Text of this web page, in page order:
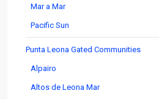
Mar a Mar
Pacific Sun
Punta Leona Gated Communities
Alpairo
Altos de Leona Mar